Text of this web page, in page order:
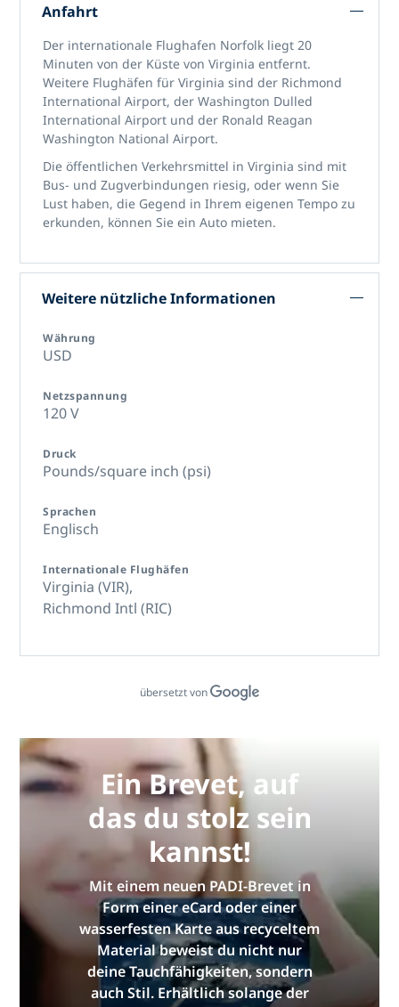
Anfahrt
Der internationale Flughafen Norfolk liegt 20
Minuten von der Küste von Virginia entfernt.
Weitere Flughäfen für Virginia sind der Richmond
International Airport, der Washington Dulled
International Airport und der Ronald Reagan
Washington National Airport.
Die öffentlichen Verkehrsmittel in Virginia sind mit
Bus- und Zugverbindungen riesig, oder wenn Sie
Lust haben, die Gegend in Ihrem eigenen Tempo zu
erkunden, können Sie ein Auto mieten.
Weitere nützliche Informationen
Währung
USD
Netzspannung
120 V
Druck
Pounds/square inch (psi)
Sprachen
Englisch
Internationale Flughäfen
Virginia (VIR),
Richmond Intl (RIC)
übersetzt von
Ein Brevet, auf
das du stolz sein
kannst!
Mit einem neuen PADI-Brevet in
Form einer eCard oder einer
wasserfesten Karte aus recyceltem
Material beweist du nicht nur
deine Tauchfähigkeiten, sondern
auch Stil. Erhältlich solange der